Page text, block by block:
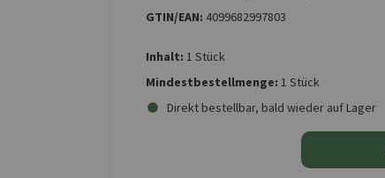
GTIN/EAN: 4099682997803
Inhalt: 1 Stück
Mindestbestellmenge: 1 Stück
Direkt bestellbar, bald wieder auf Lager